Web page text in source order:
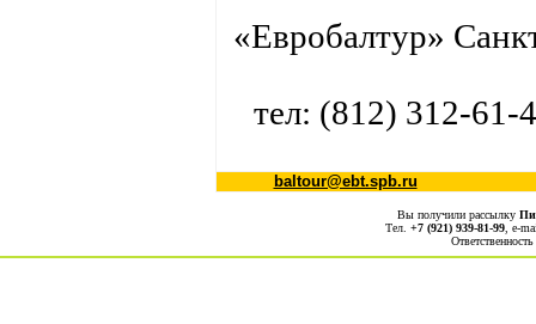
«Евробалтур»
тел: (812) 312-61-
baltour@ebt.spb.ru
Вы получили рассылку
Тел. +7 (921) 939-81-99, е-